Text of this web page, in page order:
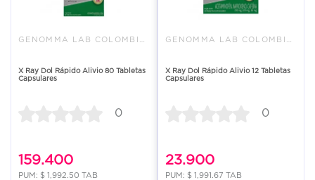
X Ray Dol Rápido Alivio 80 Tabletas
Capsulares
0
159.400
PUM: $ 1,992.50 TAB
X Ray Dol Rápido Alivio 12 Tabletas
Capsulares
0
23.900
PUM: $ 1,991.67 TAB